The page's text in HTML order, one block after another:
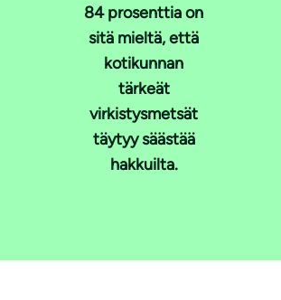
84 prosenttia on
sitä mieltä, että
kotikunnan
tärkeät
virkistysmetsät
täytyy säästää
hakkuilta.